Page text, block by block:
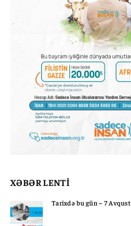
XƏBƏR LENTİ
Tarixdə bu gün – 7 Avqust